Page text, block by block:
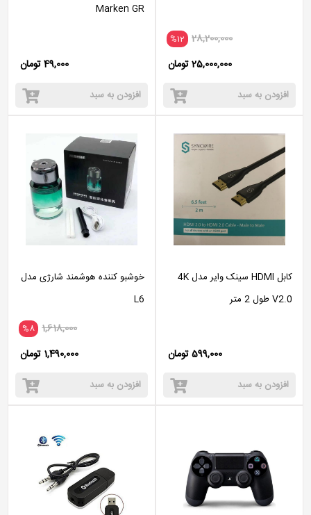
%12 28,200,000
25,000,000 تومان
افزودن به سبد
Marken GR
49,000 تومان
افزودن به سبد
کابل HDMI سینک وایر مدل 4K
V2.0 طول 2 متر
599,000 تومان
افزودن به سبد
خوشبو کننده هوشمند شارژی مدل
L6
%8 1,618,000
1,490,000 تومان
افزودن به سبد